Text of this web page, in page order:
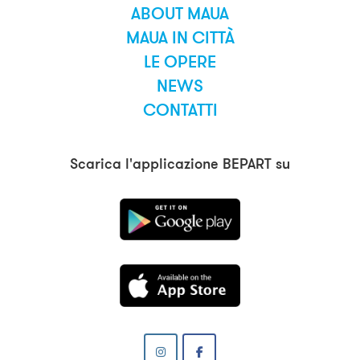
ABOUT MAUA
MAUA IN CITTÀ
LE OPERE
NEWS
CONTATTI
Scarica l'applicazione BEPART su